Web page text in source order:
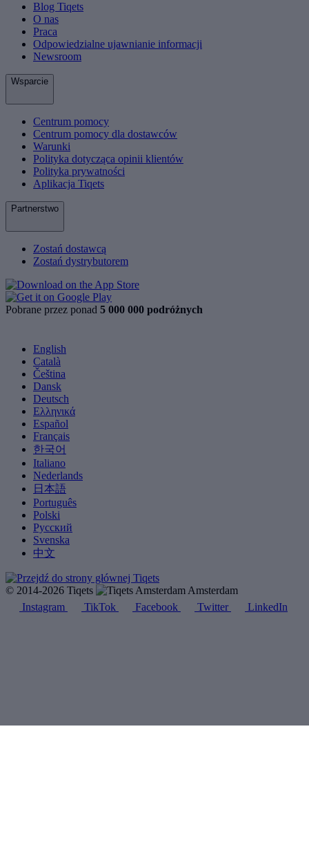
Blog Tiqets
O nas
Praca
Odpowiedzialne ujawnianie informacji
Newsroom
Wsparcie
Centrum pomocy
Centrum pomocy dla dostawców
Warunki
Polityka dotycząca opinii klientów
Polityka prywatności
Aplikacja Tiqets
Partnerstwo
Zostań dostawcą
Zostań dystrybutorem
Pobrane przez ponad 5 000 000 podróżnych
English
Català
Čeština
Dansk
Deutsch
Ελληνικά
Español
Français
한국어
Italiano
Nederlands
日本語
Português
Polski
Русский
Svenska
中文
© 2014-2026 Tiqets
Amsterdam
Instagram
TikTok Facebook Twitter LinkedIn